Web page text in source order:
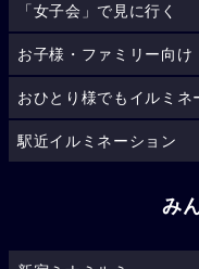
「女子会」で見に行く
お子様・ファミリー向け
おひとり様でもイルミネ
駅近イルミネーション
み